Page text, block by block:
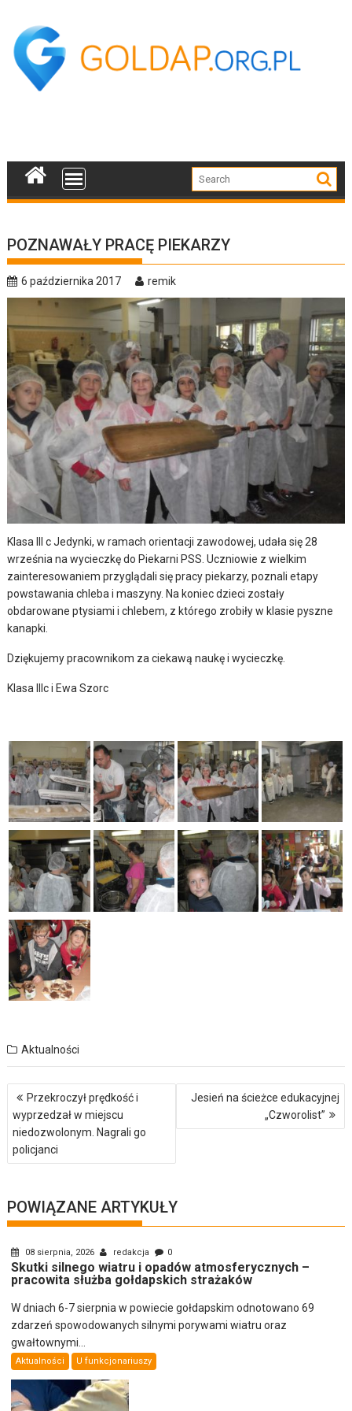
content
POZNAWAŁY PRACĘ PIEKARZY
6 października 2017 remik
Klasa III c Jedynki, w ramach orientacji zawodowej, udała się 28
września na wycieczkę do Piekarni PSS. Uczniowie z wielkim
zainteresowaniem przyglądali się pracy piekarzy, poznali etapy
powstawania chleba i maszyny. Na koniec dzieci zostały
obdarowane ptysiami i chlebem, z którego zrobiły w klasie pyszne
kanapki.
Dziękujemy pracownikom za ciekawą naukę i wycieczkę.
Klasa IIIc i Ewa Szorc
Aktualności
Nawigacja
wpisu
Przekroczył prędkość i
wyprzedzał w miejscu
niedozwolonym. Nagrali go
policjanci
Jesień na ścieżce edukacyjnej
„Czworolist”
POWIĄZANE ARTYKUŁY
08 sierpnia, 2026 redakcja 0
Skutki silnego wiatru i opadów atmosferycznych –
pracowita służba gołdapskich strażaków
W dniach 6-7 sierpnia w powiecie gołdapskim odnotowano 69
zdarzeń spowodowanych silnymi porywami wiatru oraz
gwałtownymi...
Aktualności U funkcjonariuszy